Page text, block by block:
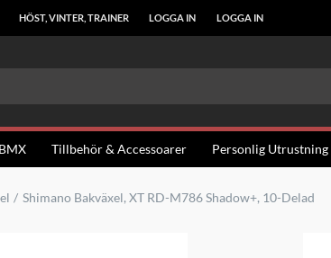
HÖST, VINTER, TRAINER LOGGA IN LOGGA IN
BMX Tillbehör & Accessoarer Personlig Utrustning
Shimano Bakväxel, XT RD-M786 Shadow+, 10-Delad